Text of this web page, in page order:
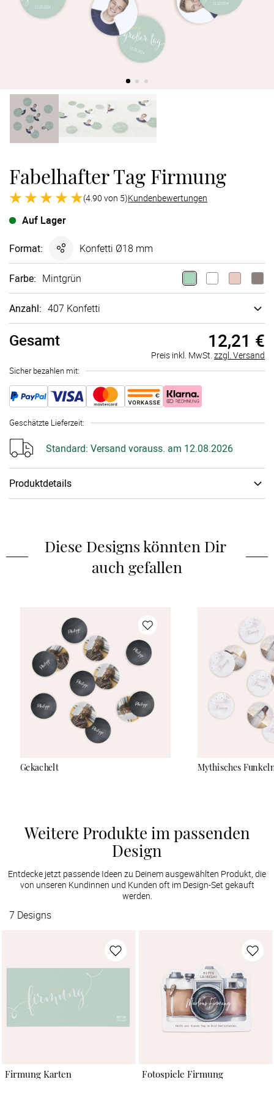
Fabelhafter Tag Firmung
(4.90 von 5)Kundenbewertungen
Auf Lager
Format: Konfetti Ø18 mm
Farbe: Mintgrün
Anzahl: 407 Konfetti
Gesamt 12,21 €
Preis inkl. MwSt. zzgl. Versand
Sicher bezahlen mit:
Geschätzte Lieferzeit:
Standard: Versand vorauss. am 12.08.2026
Produktdetails
Diese Designs könnten Dir
auch gefallen
Gekachelt Mythisches
Weitere Produkte im passenden
Design
Entdecke jetzt passende Ideen zu Deinem ausgewählten Produkt, die
von unseren Kundinnen und Kunden oft im Design-Set gekauft
werden.
7 Designs
Firmung Karten Fotospiele Firmung